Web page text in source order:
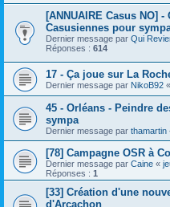
[ANNUAIRE Casus NO]
Casusiennes pour
Dernier message par Qui
Réponses : 614
17 - Ça joue sur La
Dernier message par NikoB92 «
45 - Orléans - Peindre
sympa
Dernier message par thamartin
[78] Campagne OSR à
Dernier message par Caine «
Réponses : 1
[33] Création d'une
d'Arcachon